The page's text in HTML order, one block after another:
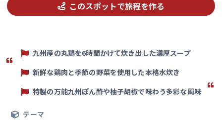
このスポットで旅程を作る
九州産の丸鶏を6時間かけて炊き出した濃厚スープ
新鮮な鶏肉と季節の野菜を使用した本格水炊き
特製の万能九州ぽん酢や柚子胡椒で味わう多彩な風味
テーマ